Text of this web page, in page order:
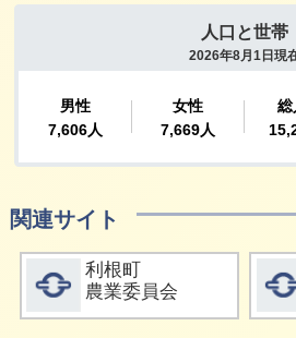
関連サイト
詳細をみる
利根町
農業委員会